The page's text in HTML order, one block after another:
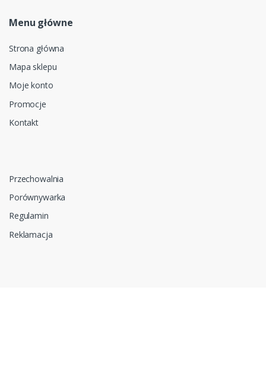
Menu główne
Strona główna
Mapa sklepu
Moje konto
Promocje
Kontakt
Przechowalnia
Porównywarka
Regulamin
Reklamacja